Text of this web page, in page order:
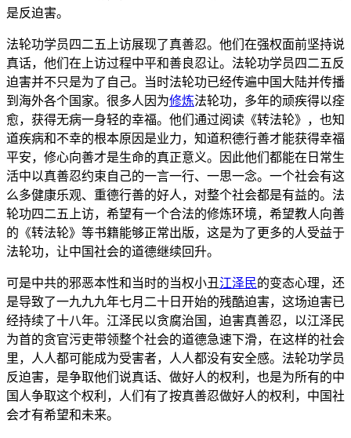
是反迫害。
法轮功学员四二五上访展现了真善忍。他们在强权面前坚持说
真话，他们在上访过程中平和善良忍让。法轮功学员四二五反
迫害并不只是为了自己。当时法轮功已经传遍中国大陆并传播
到海外各个国家。很多人因为修炼法轮功，多年的顽疾得以痊
愈，获得无病一身轻的幸福。他们通过阅读《转法轮》，也知
道疾病和不幸的根本原因是业力，知道积德行善才能获得幸福
平安，修心向善才是生命的真正意义。因此他们都能在日常生
活中以真善忍约束自己的一言一行、一思一念。一个社会有这
么多健康乐观、重德行善的好人，对整个社会都是有益的。法
轮功四二五上访，希望有一个合法的修炼环境，希望教人向善
的《转法轮》等书籍能够正常出版，这是为了更多的人受益于
法轮功，让中国社会的道德继续回升。
可是中共的邪恶本性和当时的当权小丑 江泽民的变态心理，还
是导致了一九九九年七月二十日开始的残酷迫害，这场迫害已
经持续了十八年。江泽民以贪腐治国，迫害真善忍，以江泽民
为首的贪官污吏带领整个社会的道德急速下滑，在这样的社会
里，人人都可能成为受害者，人人都没有安全感。法轮功学员
反迫害，是争取他们说真话、做好人的权利，也是为所有的中
国人争取这个权利，人们有了按真善忍做好人的权利，中国社
会才有希望和未来。